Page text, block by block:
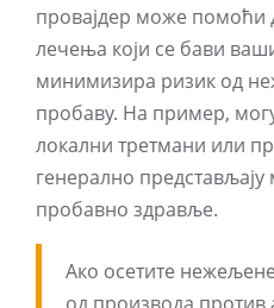
провајдер може помоћи
лечења који се бави
минимизира ризик од
пробаву. На пример,
локални третмани или
генерално
пробавно здравље.
Ако осетите